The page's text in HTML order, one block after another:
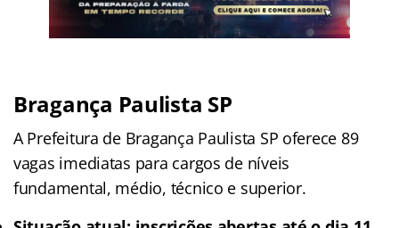
Bragança Paulista SP
A Prefeitura de Bragança Paulista SP oferece 89
vagas imediatas para cargos de níveis
fundamental, médio, técnico e superior.